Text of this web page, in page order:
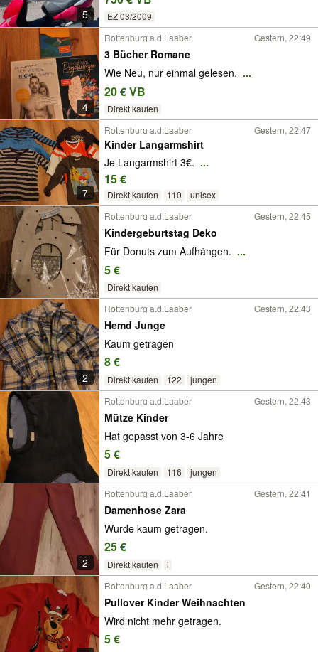
5 EZ 03/2009
4
Rottenburg a.d.Laaber Gestern, 22:49
3 Bücher Romane
Wie Neu, nur einmal gelesen. ...
20 € VB
Direkt kaufen
7
Rottenburg a.d.Laaber Gestern, 22:47
Kinder Langarmshirt
Je Langarmshirt 3€. ...
15 €
Direkt kaufen 110
unisex
Rottenburg a.d.Laaber
Gestern, 22:45
Kindergeburtstag Deko
Für Donuts zum Aufhängen. ...
5 €
Direkt kaufen
2
Rottenburg a.d.Laaber Gestern, 22:43
Hemd Junge
Kaum getragen
8 €
Direkt kaufen 122
jungen
Rottenburg a.d.Laaber
Gestern, 22:43
Mütze Kinder
Hat gepasst von 3-6 Jahre
5 €
Direkt kaufen 116 jungen
2
Rottenburg a.d.Laaber Gestern, 22:41
Damenhose Zara
Wurde kaum getragen.
25 €
Direkt kaufen l
Rottenburg a.d.Laaber Gestern, 22:40
Pullover Kinder Weihnachten
Wird nicht mehr getragen.
5 €